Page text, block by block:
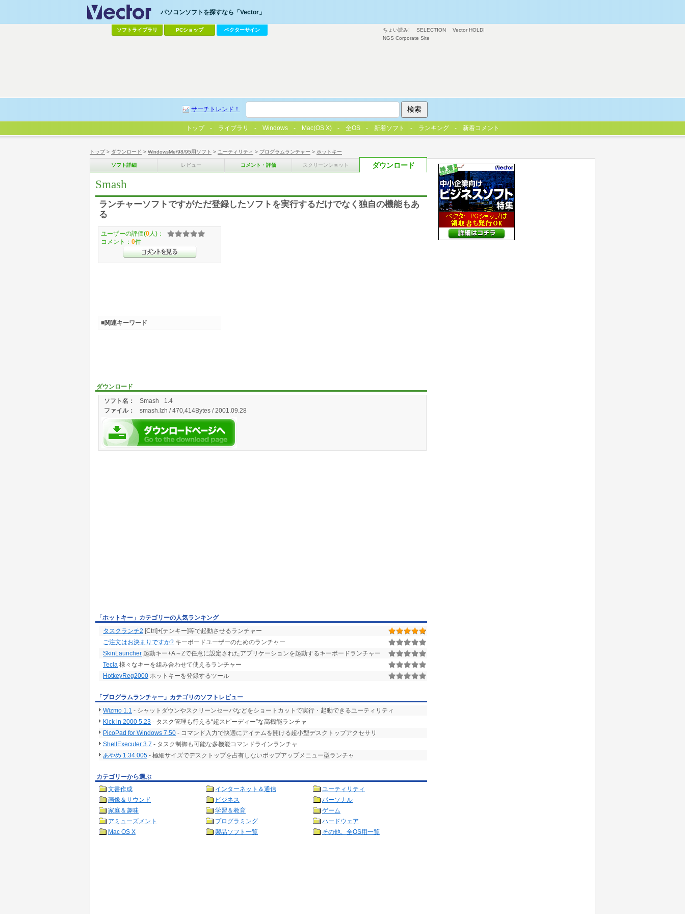
トップ> ダウンロード > WindowsMe/98/95用ソフト > ユーティリティ > プログラムランチャー > ホットキー
ソフト詳細 レビュー コメント・評価 スクリーンショット ダウンロード
Smash
ランチャーソフトですがただ登録したソフトを実行するだけでなく独自の機能もあ
る
ダウンロード
ソフト名：
Smash 1.4
ファイル： smash.lzh / 470,414Bytes / 2001.09.28
ユーザーの評価(0 人)：
コメント： 0件
■関連キーワード
「ホットキー」カテゴリーの人気ランキング
タスクランチ2 [Ctrl]+[テンキー]等で起動させるランチャー
ご注文はお決まりですか? キーボードユーザーのためのランチャー
SkinLauncher 起動キー+A～Zで任意に設定されたアプリケーションを起動するキーボードランチャー
Tecla 様々なキーを組み合わせて使えるランチャー
HotkeyReg2000 ホットキーを登録するツール
「プログラムランチャー」カテゴリのソフトレビュー
Wizmo 1.1 - シャットダウンやスクリーンセーバなどをショートカットで実行・起動できるユーティリティ
Kick in 2000 5.23 - タスク管理も行える“超スピーディー”な高機能ランチャ
PicoPad for Windows 7.50 - コマンド入力で快適にアイテムを開ける超小型デスクトップアクセサリ
ShellExecuter 3.7 - タスク制御も可能な多機能コマンドラインランチャ
あやめ 1.34.005 - 極細サイズでデスクトップを占有しないポップアップメニュー型ランチャ
カテゴリーから選ぶ
文書作成
インターネット＆通信
ユーティリティ
画像＆サウンド
ビジネス
パーソナル
家庭＆趣味
学習＆教育
ゲーム
アミューズメント
プログラミング
ハードウェア
Mac OS X
製品ソフト一覧 その他、全OS用一覧
ちょい読み! SELECTION
Vector HOLDI
NGS Corporate Site
パソコンソフトを探すなら「Vector」
ソフトライブラリ PCショップ ベクターサイン
サーチトレンド！
トップ ライブラリ Windows Mac(OS X) 全OS 新着ソフト ランキング 新着コメント